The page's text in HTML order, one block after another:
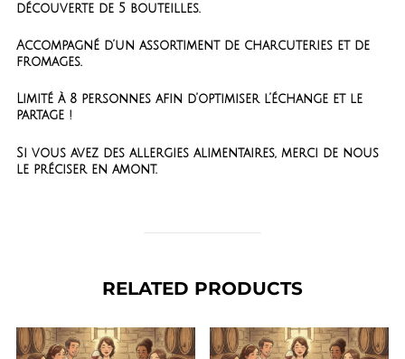
découverte de 5 bouteilles.
Accompagné d’un assortiment de charcuteries et de
fromages.
Limité à 8 personnes afin d’optimiser l’échange et le
partage !
Si vous avez des allergies alimentaires, merci de nous
le préciser en amont.
RELATED PRODUCTS